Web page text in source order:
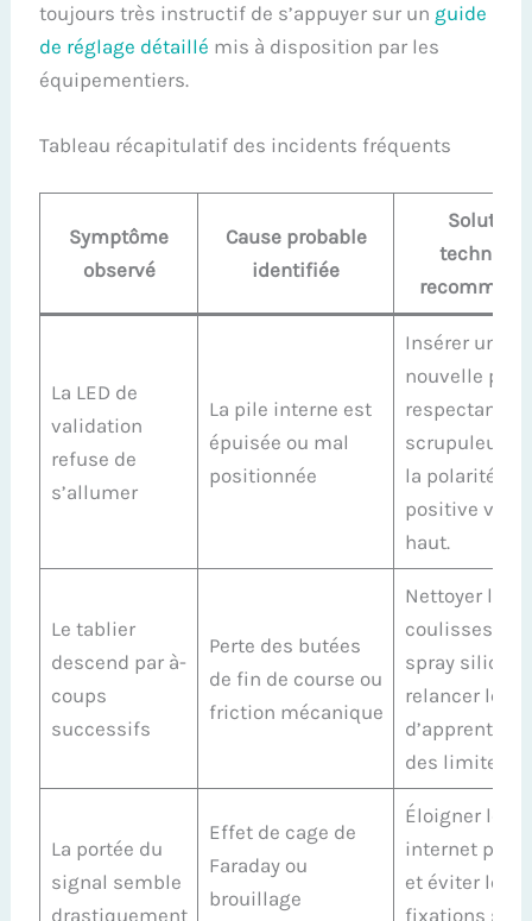
toujours très instructif de s’appuyer sur un guide
de réglage détaillé mis à disposition par les
équipementiers.
Tableau récapitulatif des incidents fréquents
Symptôme
observé
Cause probable
identifiée
Solution
technique
La LED de
validation
refuse de
s’allumer
La pile interne est
épuisée ou mal
positionnée
Insérer une
nouvelle pile
respectant
la polarité
positive vers
haut.
Le tablier
descend par à-
coups
successifs
Perte des butées
de fin de course ou
friction mécanique
Nettoyer les
coulisses au
spray
relancer le
des limites.
La portée du
signal semble
drastiquement
Effet de cage de
Faraday ou
brouillage
Éloigner les
internet
et éviter les
fixations sur